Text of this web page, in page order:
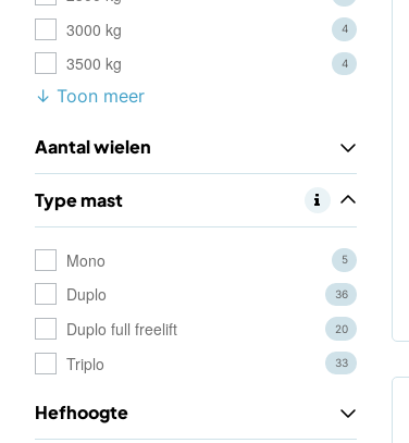
3000 kg 4
3500 kg 4
↓ Toon meer
Aantal wielen
Type mast
Mono 5
Duplo 36
Duplo full freelift 20
Triplo 33
Hefhoogte